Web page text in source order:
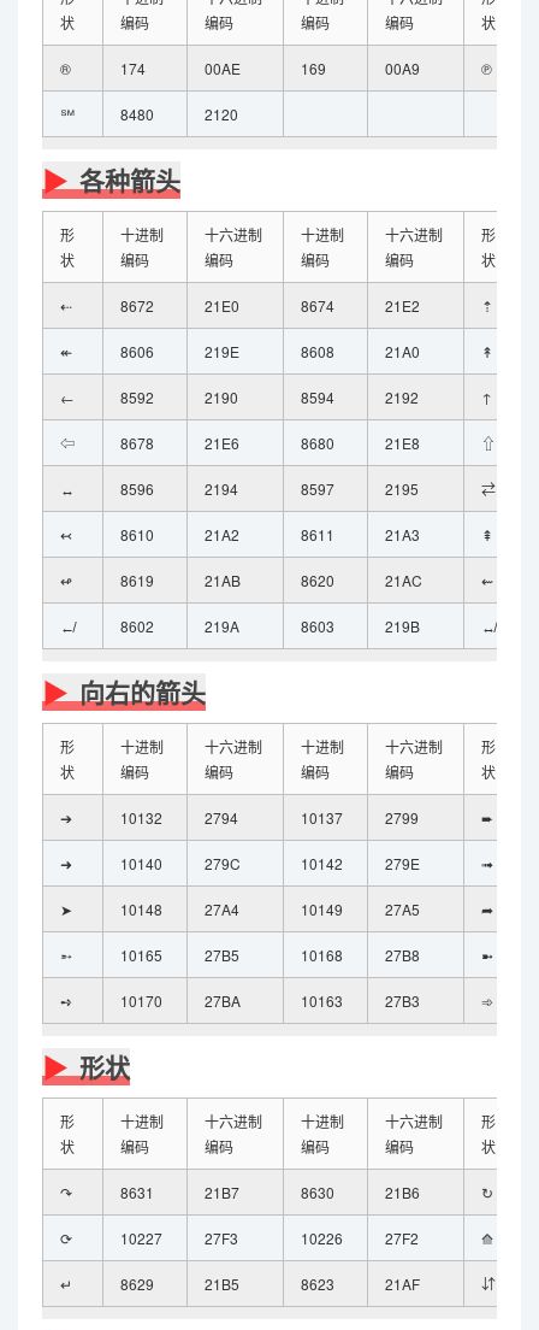
状
编码
编码
编码
编码
状
® 174 00AE 169 00A9 ℗
℠ 8480 2120
各种箭头
形
状
十进制
编码
十六进制
编码
十进制
编码
十六进制
编码
形
状
⇠ 8672 21E0 8674 21E2 ⇡
↞ 8606 219E 8608 21A0 ↟
← 8592 2190 8594 2192 ↑
⇦ 8678 21E6 8680 21E8 ⇧
↔ 8596 2194 8597 2195 ⇄
↢ 8610 21A2 8611 21A3 ⇞
↫ 8619 21AB 8620 21AC ⇜
↚ 8602 219A 8603 219B ↮
向右的箭头
形
状
十进制
编码
十六进制
编码
十进制
编码
十六进制
编码
形
状
➔ 10132 2794 10137 2799 ➨
➜ 10140 279C 10142 279E ➟
➤ 10148 27A4 10149 27A5 ➦
➵ 10165 27B5 10168 27B8 ➼
➺ 10170 27BA 10163 27B3 ➾
形状
形
状
十进制
编码
十六进制
编码
十进制
编码
十六进制
编码
形
状
↷ 8631 21B7 8630 21B6 ↻
⟳ 10227 27F3 10226 27F2 ⟰
↵ 8629 21B5 8623 21AF ⇵